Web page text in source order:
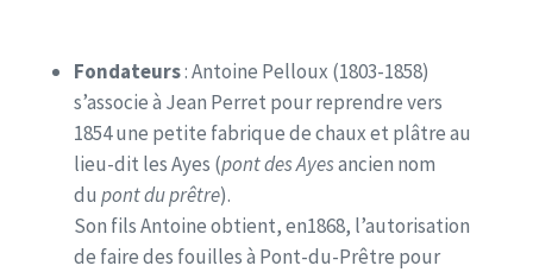
Fondateurs: Antoine Pelloux (1803-1858)
s’associe à Jean Perret pour reprendre vers
1854 une petite fabrique de chaux et plâtre au
lieu-dit les Ayes (pont des Ayesancien nom
du pont du prêtre).
Son fils Antoine obtient, en1868, l’autorisation
de faire des fouilles à Pont-du-Prêtre pour